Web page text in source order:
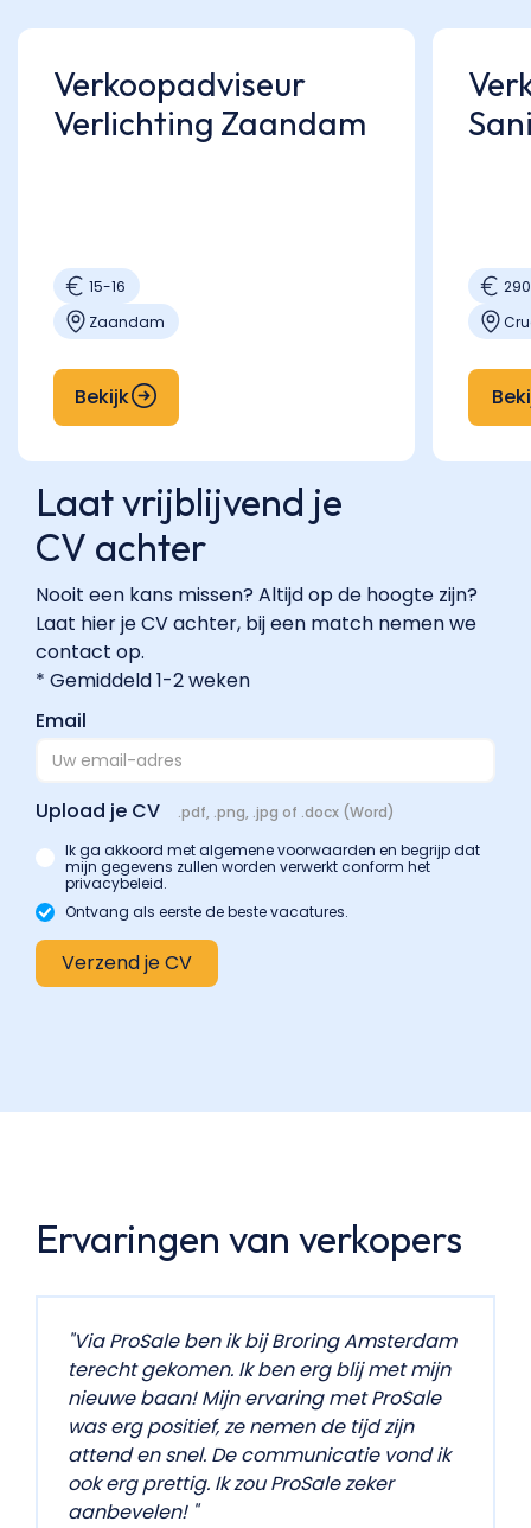
Verkoopadviseur
Verlichting Zaandam
15-16
Zaandam
Bekijk
Laat vrijblijvend je
CV achter
Nooit een kans missen? Altijd op de hoogte zijn?
Laat hier je CV achter, bij een match nemen we
contact op.
* Gemiddeld 1-2 weken
Email
Upload je CV
.pdf, .png, .jpg of .docx (Word)
Ik ga akkoord met algemene voorwaarden en begrijp dat
mijn gegevens zullen worden verwerkt conform het
privacybeleid.
Ontvang als eerste de beste vacatures.
Ervaringen van verkopers
"Via ProSale ben ik bij Broring Amsterdam
terecht gekomen. Ik ben erg blij met mijn
nieuwe baan! Mijn ervaring met ProSale
was erg positief, ze nemen de tijd zijn
attend en snel. De communicatie vond ik
ook erg prettig. Ik zou ProSale zeker
aanbevelen! "